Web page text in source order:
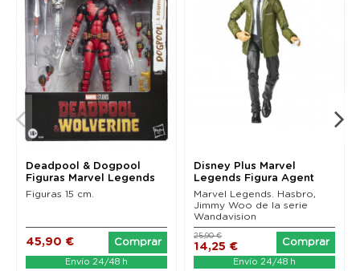
Deadpool & Dogpool
Figuras Marvel Legends
(Deadpool & Wolverine)
Figuras 15 cm.
45,90 € Comprar
Envío 24/48 h
Disney Plus Marvel
Legends Figura Agent
Jimmy Woo...
Marvel Legends. Hasbro,
Jimmy Woo de la serie
Wandavision
14,25 €
25,90 €
Comprar
Envío 24/48 h